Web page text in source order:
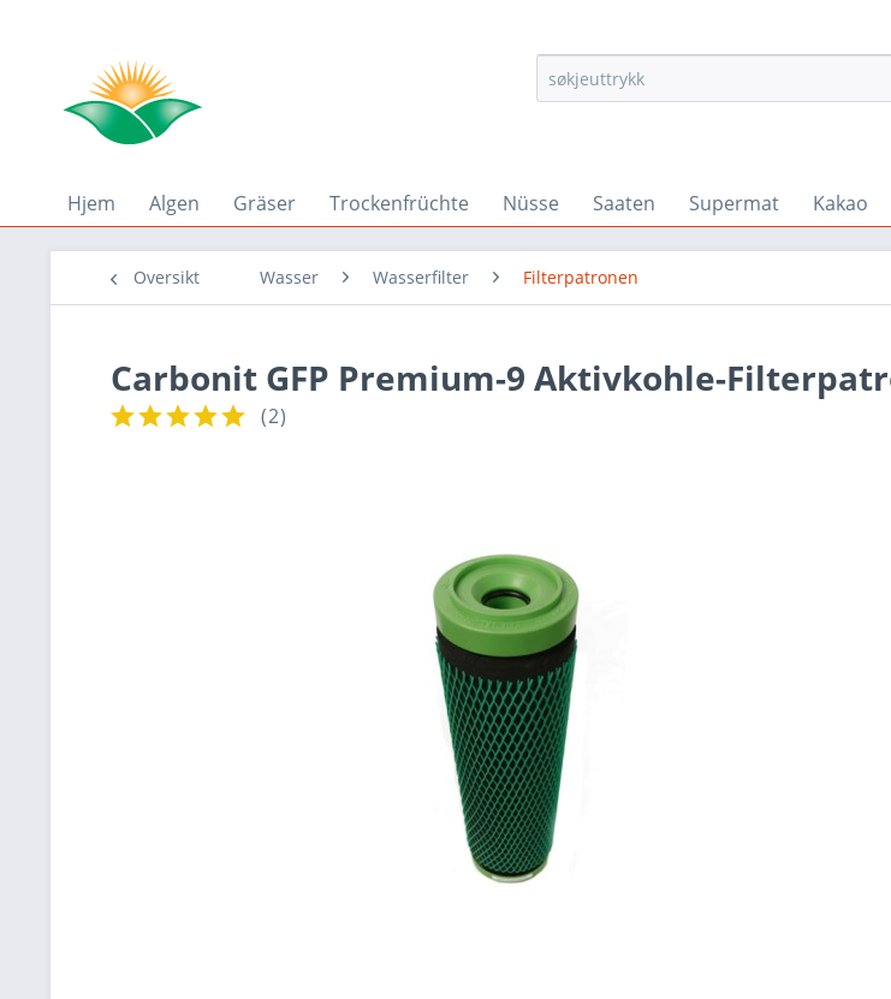
Hjem Algen Gräser Trockenfrüchte Nüsse Saaten Supermat Kakao
Oversikt Wasser Wasserfilter Filterpatronen
Carbonit GFP Premium-9 Aktivkohle-
(2)